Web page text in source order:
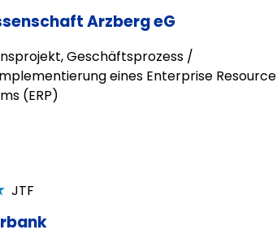
Arzberg eG
Geschäftsprozess /
eines Enterprise Resource
(ERP)
JTF